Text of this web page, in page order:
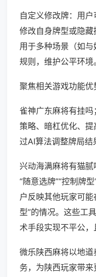
自定义修改牌：用户
修改自身牌型或隐藏
用于多种场景（如
规则，维护公平环境。
聚焦相关游戏功能优
雀神广东麻将有挂
策略、暗杠优化、
过AI算法调整牌局结
兴动海满麻将有猫
“随意选牌”“控制牌
户反映其他玩家可能
型”的情况。这些工
术手段实现不平公，
微乐陕西麻将以地
务，为陕西玩家带